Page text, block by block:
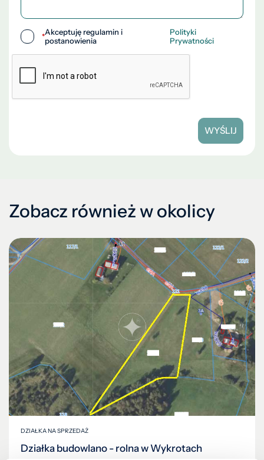
*Akceptuję regulamin i
postanowienia
Polityki
Prywatności
WYŚLIJ
Zobacz również w okolicy
DZIAŁKA NA SPRZEDAŻ
Działka budowlano - rolna w Wykrotach